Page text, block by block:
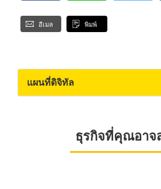
อีเมล พิมพ์
แผนที่ดิจิทัล
ธุรกิจที่คุณอาจ